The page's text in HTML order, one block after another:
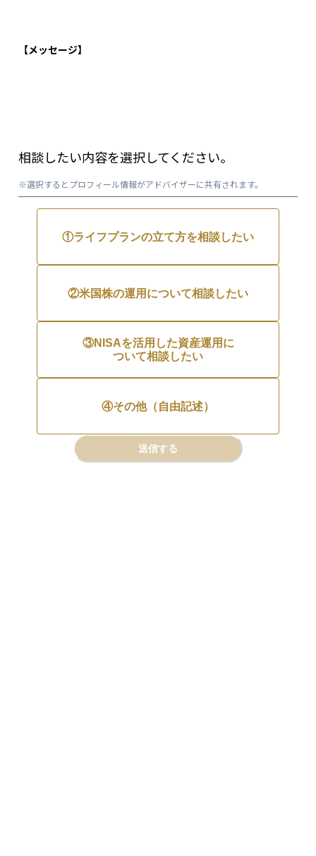
【メッセージ】
相談したい内容を選択してください。
※選択するとプロフィール情報がアドバイザーに共有されます。
①ライフプランの立て方を相談したい
②米国株の運用について相談したい
③NISAを活用した資産運用に
ついて相談したい
④その他（自由記述）
送信する